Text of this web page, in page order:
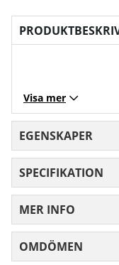
Visa mer
EGENSKAPER
SPECIFIKATION
MER INFO
OMDÖMEN